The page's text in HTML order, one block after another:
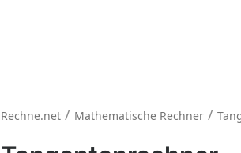
Rechne.net / Mathematische Rechner /